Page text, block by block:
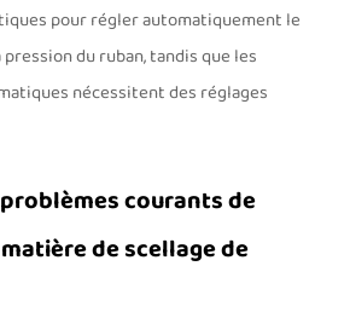
pour régler automatiquement le
du ruban, tandis que les
nécessitent des réglages
courants de
de scellage de